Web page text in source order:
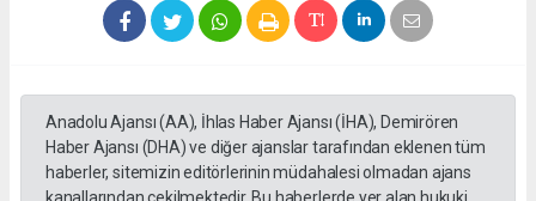
Anadolu Ajansı (AA), İhlas Haber Ajansı (İHA), Demirören
Haber Ajansı (DHA) ve diğer ajanslar tarafından eklenen tüm
haberler, sitemizin editörlerinin müdahalesi olmadan ajans
kanallarından çekilmektedir. Bu haberlerde yer alan hukuki